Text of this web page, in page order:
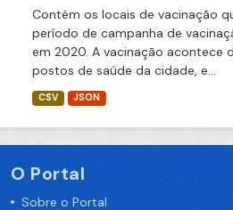
Contém os locais de vacinação
período de campanha de
em 2020. A vacinação acontece
postos de saúde da cidade, e...
CSV JSON
O Portal
Sobre o Portal